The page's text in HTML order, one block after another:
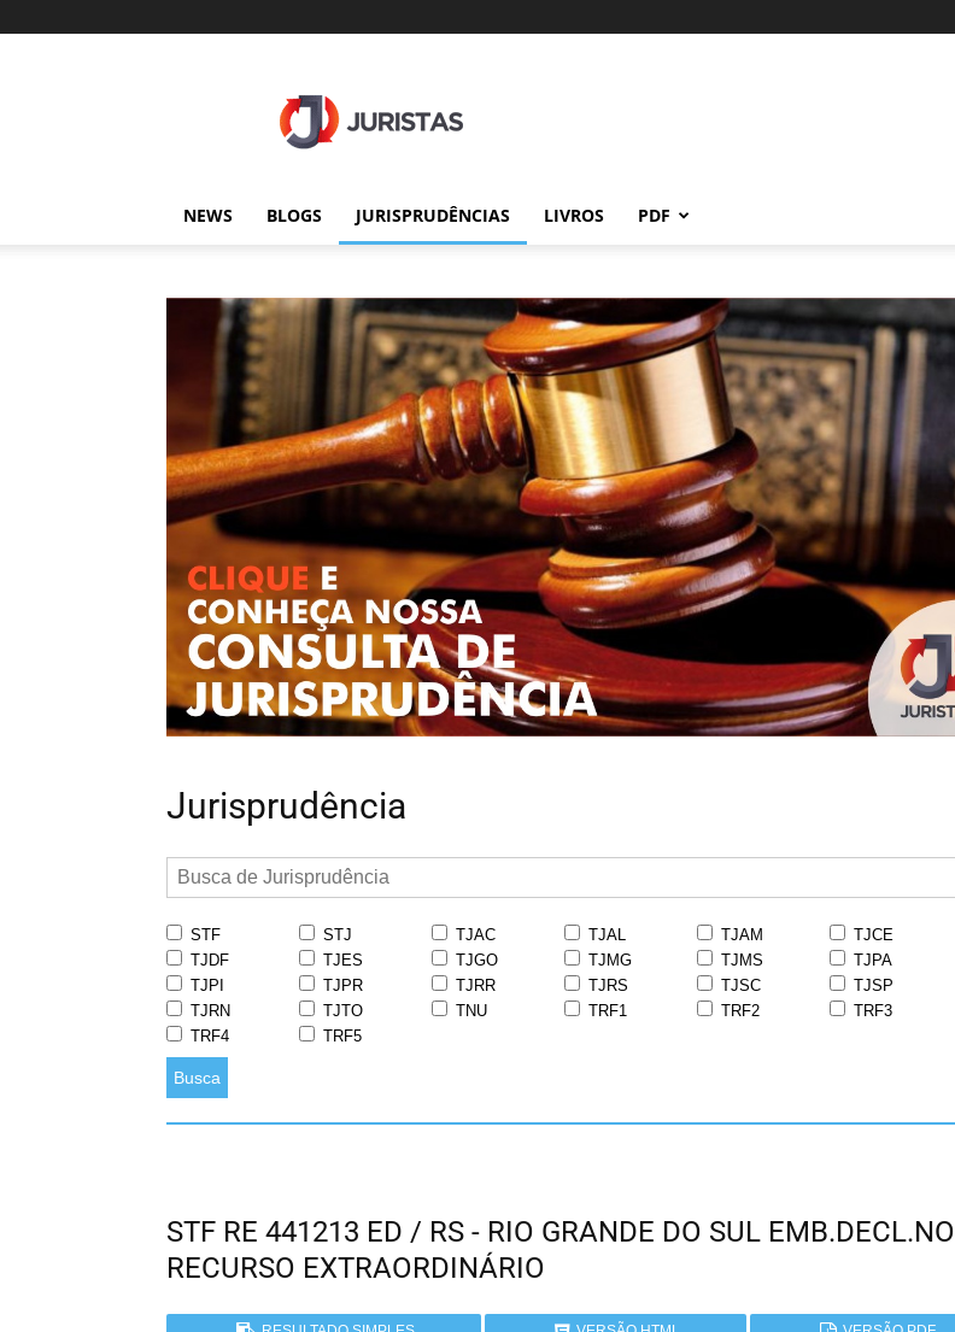
NEWS BLOGS JURISPRUDÊNCIAS LIVROS PDF
Jurisprudência
STF STJ TJAC TJAL TJAM
TJCE
TJDF
TJES TJGO TJMG TJMS
TJPA
TJPI
TJPR TJRR TJRS TJSC
TJSP
TJRN
TJTO TNU TRF1 TRF2
TRF3
TRF4
TRF5
Busca
STF RE 441213 ED / RS - RIO GRANDE DO SUL EMB.DECL.NO
RECURSO EXTRAORDINÁRIO